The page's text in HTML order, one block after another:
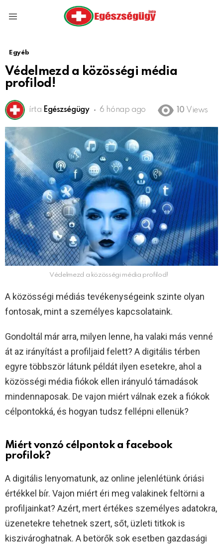
Egyéb
Védelmezd a közösségi média
profilod!
írta Egészségügy 6 hónap ago 10 Views
Védelmezd a közösségi média profilod!
A közösségi médiás tevékenységeink szinte olyan
fontosak, mint a személyes kapcsolataink.
Gondoltál már arra, milyen lenne, ha valaki más venné
át az irányítást a profiljaid felett? A digitális térben
egyre többször látunk példát ilyen esetekre, ahol a
közösségi média fiókok ellen irányuló támadások
mindennaposak. De vajon miért válnak ezek a fiókok
célpontokká, és hogyan tudsz fellépni ellenük?
Miért vonzó célpontok a facebook
profilok?
A digitális lenyomatunk, az online jelenlétünk óriási
értékkel bír. Vajon miért éri meg valakinek feltörni a
profiljainkat? Azért, mert értékes személyes adatokra,
üzenetekre tehetnek szert, sőt, üzleti titkok is
kiszivároghatnak. A betörők sok esetben gazdasági